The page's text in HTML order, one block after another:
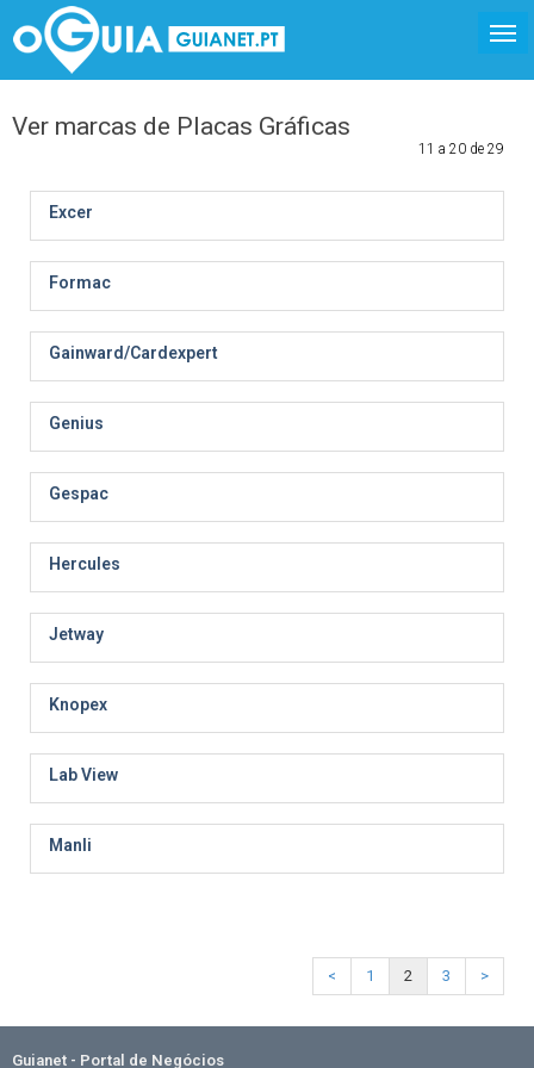
Ver marcas de Placas Gráficas
11 a 20 de 29
Excer
Formac
Gainward/Cardexpert
Genius
Gespac
Hercules
Jetway
Knopex
Lab View
Manli
< 1 2 3 >
Guianet - Portal de Negócios